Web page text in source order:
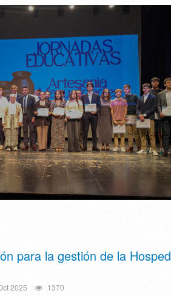
para la gestión de la
2025 1370